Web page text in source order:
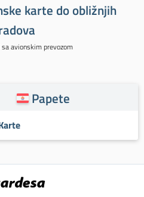
karte do obližnjih
avionskim prevozom
Papete